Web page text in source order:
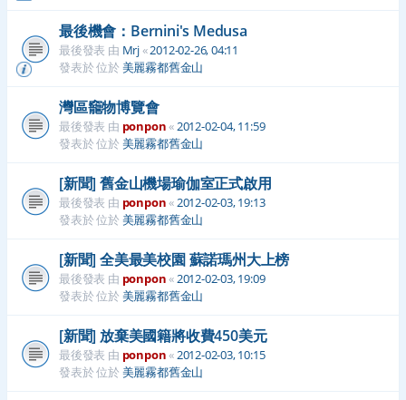
最後機會：Bernini's Medusa
最後發表 由 Mrj«2012-02-26, 04:11
發表於 位於 美麗霧都舊金山
灣區竉物博覽會
最後發表 由 ponpon« 2012-02-04, 11:59
發表於 位於 美麗霧都舊金山
[新聞] 舊金山機場瑜伽室正式啟用
最後發表 由 ponpon« 2012-02-03, 19:13
發表於 位於 美麗霧都舊金山
[新聞] 全美最美校園 蘇諾瑪州大上榜
最後發表 由 ponpon« 2012-02-03, 19:09
發表於 位於 美麗霧都舊金山
[新聞] 放棄美國籍將收費450美元
最後發表 由 ponpon« 2012-02-03, 10:15
發表於 位於 美麗霧都舊金山